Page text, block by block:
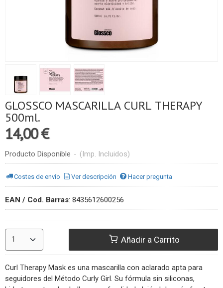
GLOSSCO MASCARILLA CURL THERAPY
500ml.
14,00 €
Producto Disponible - (Imp. Incluidos)
Costes de envío Ver descripción Hacer pregunta
EAN / Cod. Barras: 8435612600256
Añadir a Carrito
Curl Therapy Mask es una mascarilla con aclarado apta para
seguidores del Método Curly Girl. Su fórmula sin siliconas,